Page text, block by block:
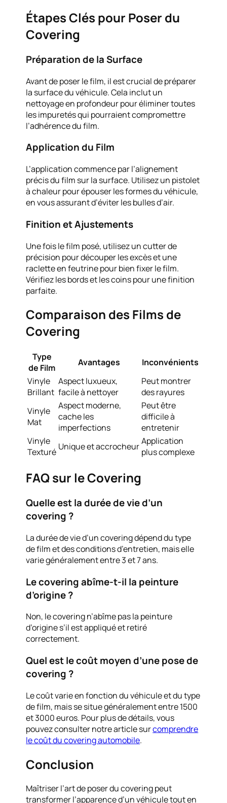
Étapes Clés pour Poser du
Covering
Préparation de la Surface
Avant de poser le film, il est crucial de préparer
la surface du véhicule. Cela inclut un
nettoyage en profondeur pour éliminer toutes
les impuretés qui pourraient compromettre
l’adhérence du film.
Application du Film
L’application commence par l’alignement
précis du film sur la surface. Utilisez un pistolet
à chaleur pour épouser les formes du véhicule,
en vous assurant d’éviter les bulles d’air.
Finition et Ajustements
Une fois le film posé, utilisez un cutter de
précision pour découper les excès et une
raclette en feutrine pour bien fixer le film.
Vérifiez les bords et les coins pour une finition
parfaite.
Comparaison des Films de
Covering
Type
de Film
Avantages
Inconvénients
Vinyle
Brillant
Aspect luxueux,
facile à nettoyer
Peut montrer
des rayures
Vinyle
Mat
Aspect moderne,
cache les
imperfections
Peut être
difficile à
entretenir
Vinyle
Texturé Unique et accrocheurApplication
plus complexe
FAQ sur le Covering
Quelle est la durée de vie d’un
covering ?
La durée de vie d’un covering dépend du type
de film et des conditions d’entretien, mais elle
varie généralement entre 3 et 7 ans.
Le covering abîme-t-il la peinture
d’origine ?
Non, le covering n’abîme pas la peinture
d’origine s’il est appliqué et retiré
correctement.
Quel est le coût moyen d’une pose de
covering ?
Le coût varie en fonction du véhicule et du type
de film, mais se situe généralement entre 1500
et 3000 euros. Pour plus de détails, vous
pouvez consulter notre article surcomprendre
le coût du covering automobile.
Conclusion
Maîtriser l’art de poser du covering peut
transformer l’apparence d’un véhicule tout en